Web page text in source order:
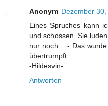
Anonym Dezember 30,
Eines Spruches kann
und schossen. Sie
nur noch... - Das
übertrumpft.
-Hildesvin-
Antworten